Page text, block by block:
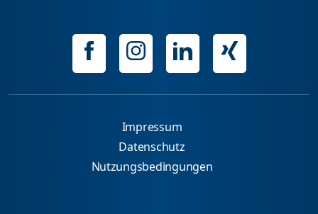
Impressum
Datenschutz
Nutzungsbedingungen